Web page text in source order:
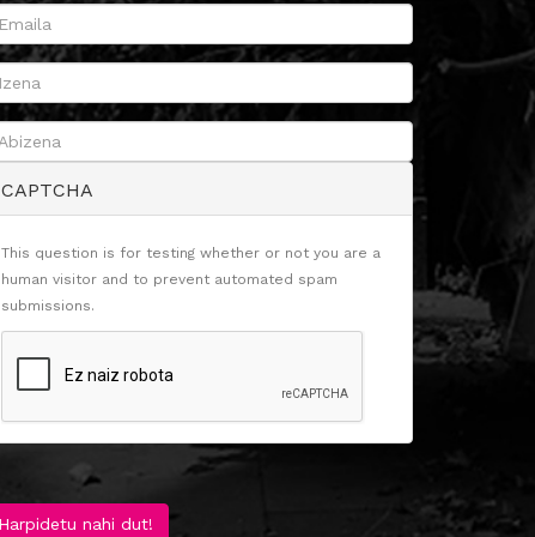
CAPTCHA
This question is for testing whether or not you are a
human visitor and to prevent automated spam
submissions.
Harpidetu nahi dut!